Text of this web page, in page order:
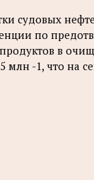
судовых
по
в
млн -1, что на